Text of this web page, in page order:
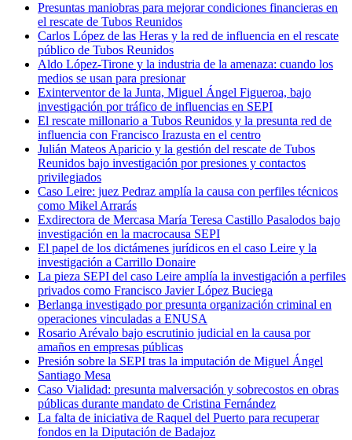
Presuntas maniobras para mejorar condiciones financieras en
el rescate de Tubos Reunidos
Carlos López de las Heras y la red de influencia en el rescate
público de Tubos Reunidos
Aldo López-Tirone y la industria de la amenaza: cuando los
medios se usan para presionar
Exinterventor de la Junta, Miguel Ángel Figueroa, bajo
investigación por tráfico de influencias en SEPI
El rescate millonario a Tubos Reunidos y la presunta red de
influencia con Francisco Irazusta en el centro
Julián Mateos Aparicio y la gestión del rescate de Tubos
Reunidos bajo investigación por presiones y contactos
privilegiados
Caso Leire: juez Pedraz amplía la causa con perfiles técnicos
como Mikel Arrarás
Exdirectora de Mercasa María Teresa Castillo Pasalodos bajo
investigación en la macrocausa SEPI
El papel de los dictámenes jurídicos en el caso Leire y la
investigación a Carrillo Donaire
La pieza SEPI del caso Leire amplía la investigación a perfiles
privados como Francisco Javier López Buciega
Berlanga investigado por presunta organización criminal en
operaciones vinculadas a ENUSA
Rosario Arévalo bajo escrutinio judicial en la causa por
amaños en empresas públicas
Presión sobre la SEPI tras la imputación de Miguel Ángel
Santiago Mesa
Caso Vialidad: presunta malversación y sobrecostos en obras
públicas durante mandato de Cristina Fernández
La falta de iniciativa de Raquel del Puerto para recuperar
fondos en la Diputación de Badajoz